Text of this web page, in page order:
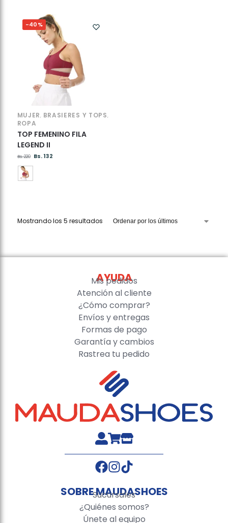
-40%
MUJER, BRASIERES Y TOPS,
ROPA
TOP FEMENINO FILA
LEGEND II
Bs.220 Bs. 132
Mostrando los 5 resultados
AYUDA
Mis pedidos
Atención al cliente
¿Cómo comprar?
Envíos y entregas
Formas de pago
Garantía y cambios
Rastrea tu pedido
SOBRE MAUDASHOES
Sucursales
¿Quiénes somos?
Únete al equipo